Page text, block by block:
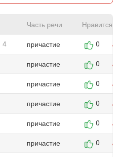
Часть речи Нравится
4 причастие 0
причастие 0
причастие 0
причастие 0
причастие 0
причастие 0